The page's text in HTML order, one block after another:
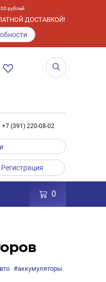
рублей
ДОСТАВКОЙ!
+7 (391) 220-08-02
Регистрация
0
#аккумуляторы